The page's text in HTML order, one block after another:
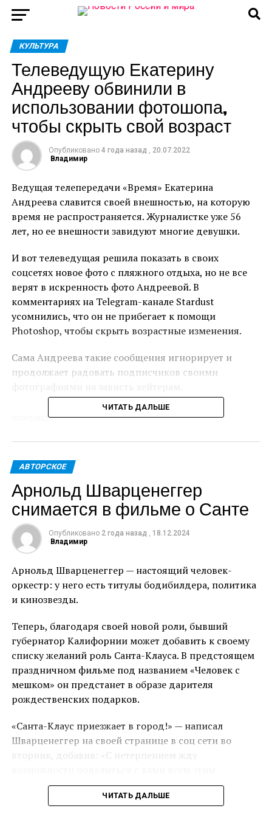
КУЛЬТУРА
Телеведущую Екатерину
Андрееву обвинили в
использовании фотошопа,
чтобы скрыть свой возраст
Опубликовано 4 года назад , 20.07.2022
Владимир
Ведущая телепередачи «Время» Екатерина
Андреева славится своей внешностью, на которую
время не распространяется. Журналистке уже 56
лет, но ее внешности завидуют многие девушки.
И вот телеведущая решила показать в своих
соцсетях новое фото с пляжного отдыха, но не все
верят в искренность фото Андреевой. В
комментариях на Telegram-канале Stardust
усомнились, что он не прибегает к помощи
Photoshop, чтобы скрыть возрастные изменения.
Сама Андреева такие сообщения игнорирует и
продолжает радовать подписчиков своими
ПОХОЖЕЕ
НЕ ПРОПУСТИ
Располневшая Ани Лорак вышла на сцену после
внезапной пропажи
ЧИТАТЬ ДАЛЬШЕ
АВТОРСКОЕ
Арнольд Шварценеггер
снимается в фильме о Санте
Опубликовано 2 года назад , 18.12.2024
Владимир
Арнольд Шварценеггер — настоящий человек-
оркестр: у него есть титулы бодибилдера, политика
и кинозвезды.
Теперь, благодаря своей новой роли, бывший
губернатор Калифорнии может добавить к своему
списку желаний роль Санта-Клауса. В предстоящем
праздничном фильме под названием «Человек с
мешком» он предстанет в образе дарителя
рождественских подарков.
«Санта-Клаус приезжает в город!» — написал
Шварценеггер на своей странице в соц сети во
вторник, добавив: «С нетерпением жду
рождественским настроением».
ЧИТАТЬ ДАЛЬШЕ